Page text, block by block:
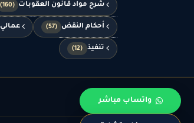
واتساب مباشر
شرح مواد قانون العقوبات (160)
أحكام النقض (57) عمالي
تنفيذ (12)